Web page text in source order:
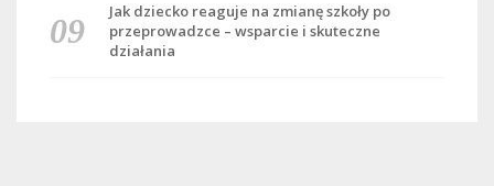
Jak dziecko reaguje na zmianę szkoły po
przeprowadzce – wsparcie i skuteczne
działania